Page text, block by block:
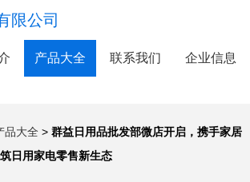
限公司
产品大全 联系我们 企业信息
品大全 > 群益日用品批发部微店开启，携手家居
日用家电零售新生态